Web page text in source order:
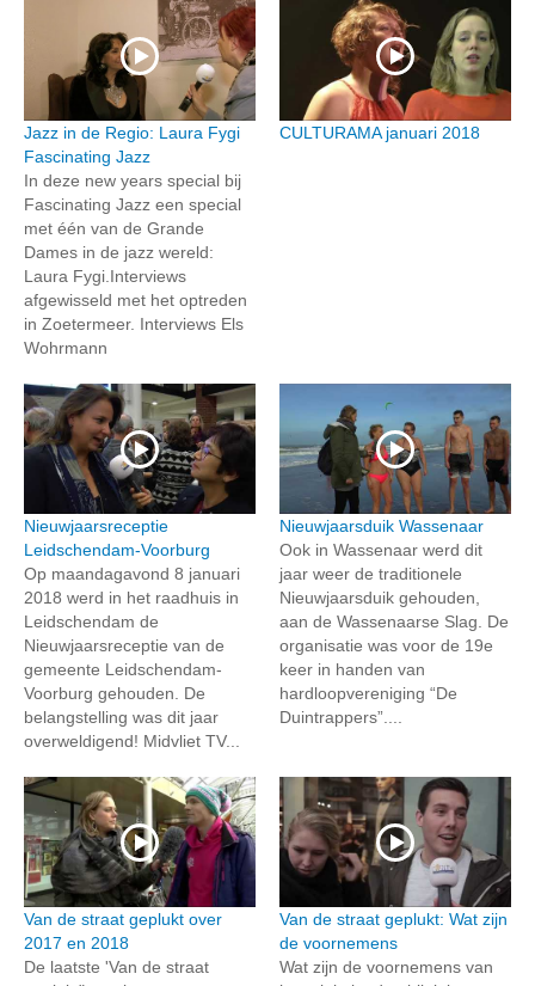
Jazz in de Regio: Laura Fygi
Fascinating Jazz
In deze new years special bij
Fascinating Jazz een special
met één van de Grande
Dames in de jazz wereld:
Laura Fygi.Interviews
afgewisseld met het optreden
in Zoetermeer. Interviews Els
Wohrmann
CULTURAMA januari 2018
Nieuwjaarsreceptie
Leidschendam-Voorburg
Op maandagavond 8 januari
2018 werd in het raadhuis in
Leidschendam de
Nieuwjaarsreceptie van de
gemeente Leidschendam-
Voorburg gehouden. De
belangstelling was dit jaar
overweldigend! Midvliet TV...
Nieuwjaarsduik Wassenaar
Ook in Wassenaar werd dit
jaar weer de traditionele
Nieuwjaarsduik gehouden,
aan de Wassenaarse Slag. De
organisatie was voor de 19e
keer in handen van
hardloopvereniging “De
Duintrappers”....
Van de straat geplukt over
2017 en 2018
De laatste 'Van de straat
Van de straat geplukt: Wat zijn
de voornemens
Wat zijn de voornemens van